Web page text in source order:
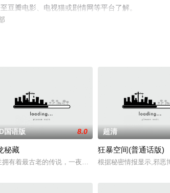
豆瓣电影、电视猫或剧情网等平台了解。
塔饰）抢劫了
,钟震宏,陈德维,孟威,原森
国语版 8.0
秘藏
拥有着最古老的传说，一夜之间诺大古城顷刻间倾覆于地
超清
狂暴空间(普通话版)
根据秘密情报显示,邪恶